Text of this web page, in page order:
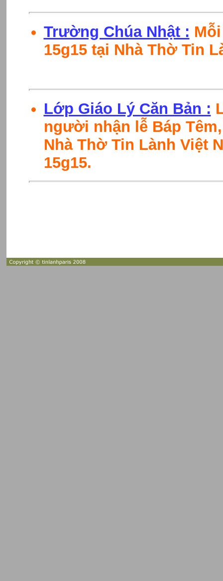
Trường Chúa Nhật :
15g15 tại Nhà Thờ Tin
Lớp Giáo Lý Căn Bản :
người nhận lễ Báp
Nhà Thờ Tin Lành Việt
15g15.